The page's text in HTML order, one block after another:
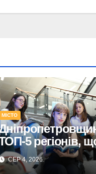
МІСТО
5 регіонів,
СЕР 4, 2026